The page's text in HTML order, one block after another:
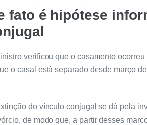
fato é hipótese
verificou que o casamento
o casal está separado desde março
do vínculo conjugal se dá pela
de modo que, a partir desses